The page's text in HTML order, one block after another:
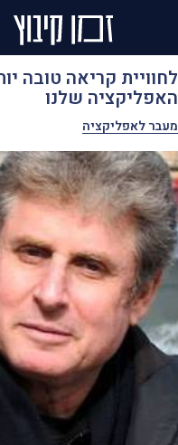
לחוויית קריאה טובה
האפליקציה שלנו
מעבר לאפליקציה